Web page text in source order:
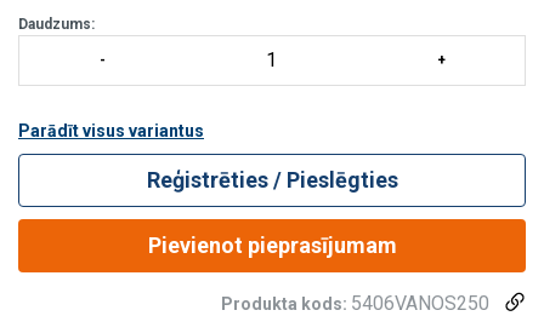
Daudzums:
Parādīt visus variantus
Reģistrēties / Pieslēgties
Pievienot pieprasījumam
Produkta kods: 5406VANOS250